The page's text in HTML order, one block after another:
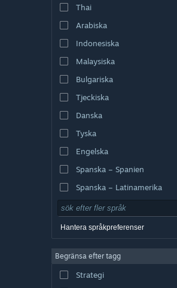
Thai
Arabiska
Indonesiska
Malaysiska
Bulgariska
Tjeckiska
Danska
Tyska
Engelska
Spanska – Spanien
Spanska – Latinamerika
Hantera språkpreferenser
Begränsa efter tagg
Strategi